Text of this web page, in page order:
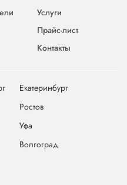
Услуги
Прайс-лист
Контакты
Екатеринбург
Ростов
Уфа
Волгоград